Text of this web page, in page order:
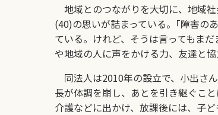
地域とのつながりを大切に、地域
(40)の思いが詰まっている。｢障害の
ている。けれど、そうは言ってもま
や地域の人に声をかける力、友達と
同法人は2010年の設立で、小出さ
長が体調を崩し、あとを引き継ぐこ
介護などに出かけ、放課後には、子